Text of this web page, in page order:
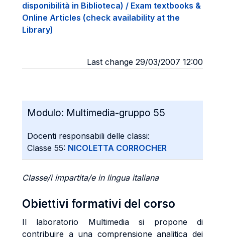
disponibilità in Biblioteca) / Exam textbooks &
Online Articles (check availability at the
Library)
Last change 29/03/2007 12:00
Modulo: Multimedia-gruppo 55
Docenti responsabili delle classi:
Classe 55: NICOLETTA CORROCHER
Classe/i impartita/e in lingua italiana
Obiettivi formativi del corso
Il laboratorio Multimedia si propone di
contribuire a una comprensione analitica dei